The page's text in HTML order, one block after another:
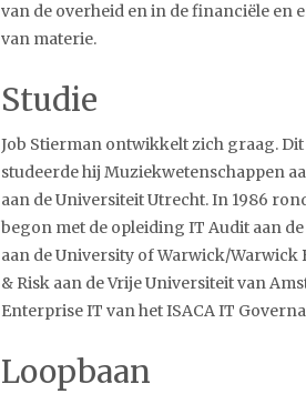
van de overheid en in de financiële
van materie.
Studie
Job Stierman ontwikkelt zich graag.
studeerde hij Muziekwetenschappen
aan de Universiteit Utrecht. In 1986
begon met de opleiding IT Audit aan
aan de University of Warwick/
& Risk aan de Vrije Universiteit van
Enterprise IT van het ISACA IT
Loopbaan